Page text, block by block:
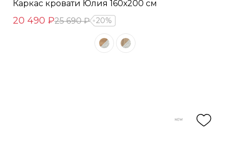
Каркас кровати Юлия 160х200 см
20 490 ₽25 690 ₽ 20%